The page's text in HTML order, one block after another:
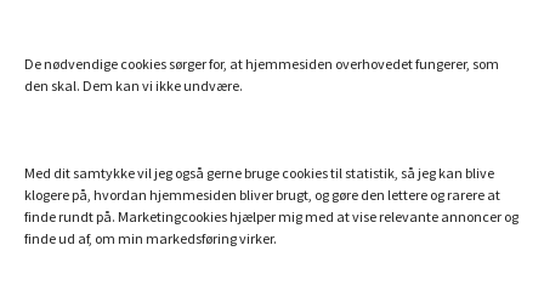
De nødvendige cookies sørger for, at hjemmesiden overhovedet fungerer, som
den skal. Dem kan vi ikke undvære.
Med dit samtykke vil jeg også gerne bruge cookies til statistik, så jeg kan blive
klogere på, hvordan hjemmesiden bliver brugt, og gøre den lettere og rarere at
finde rundt på. Marketingcookies hjælper mig med at vise relevante annoncer og
finde ud af, om min markedsføring virker.
MINE ANDRE SIDER
Efterlivet.dk
Essentielle olier fra doTERRA
Hemi-Sync – din danske guide